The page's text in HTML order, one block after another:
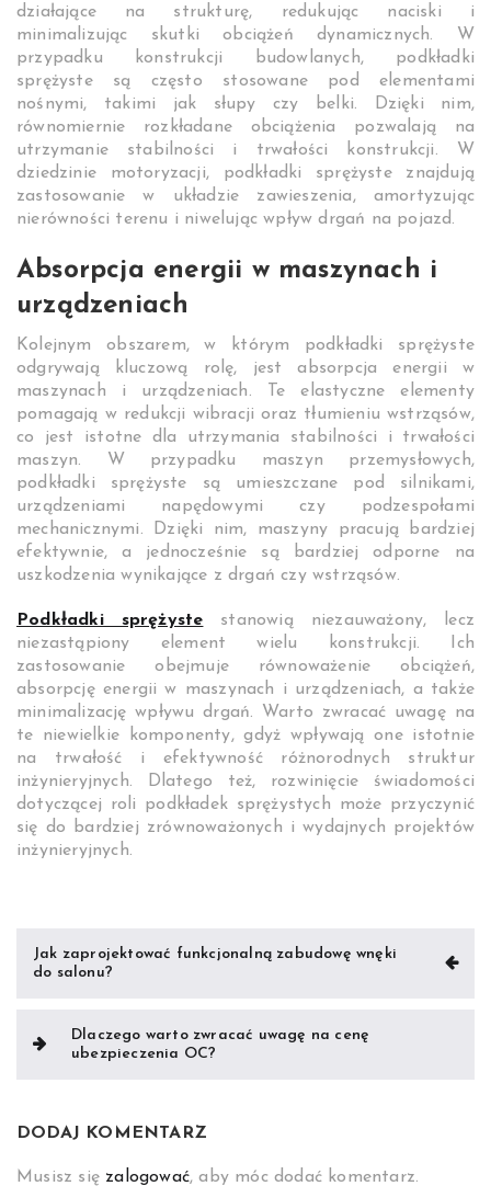
działające na strukturę, redukując naciski i
minimalizując skutki obciążeń dynamicznych. W
przypadku konstrukcji budowlanych, podkładki
sprężyste są często stosowane pod elementami
nośnymi, takimi jak słupy czy belki. Dzięki nim,
równomiernie rozkładane obciążenia pozwalają na
utrzymanie stabilności i trwałości konstrukcji. W
dziedzinie motoryzacji, podkładki sprężyste znajdują
zastosowanie w układzie zawieszenia, amortyzując
nierówności terenu i niwelując wpływ drgań na pojazd.
Absorpcja energii w maszynach i
urządzeniach
Kolejnym obszarem, w którym podkładki sprężyste
odgrywają kluczową rolę, jest absorpcja energii w
maszynach i urządzeniach. Te elastyczne elementy
pomagają w redukcji wibracji oraz tłumieniu wstrząsów,
co jest istotne dla utrzymania stabilności i trwałości
maszyn. W przypadku maszyn przemysłowych,
podkładki sprężyste są umieszczane pod silnikami,
urządzeniami napędowymi czy podzespołami
mechanicznymi. Dzięki nim, maszyny pracują bardziej
efektywnie, a jednocześnie są bardziej odporne na
uszkodzenia wynikające z drgań czy wstrząsów.
Podkładki sprężyste stanowią niezauważony, lecz
niezastąpiony element wielu konstrukcji. Ich
zastosowanie obejmuje równoważenie obciążeń,
absorpcję energii w maszynach i urządzeniach, a także
minimalizację wpływu drgań. Warto zwracać uwagę na
te niewielkie komponenty, gdyż wpływają one istotnie
na trwałość i efektywność różnorodnych struktur
inżynieryjnych. Dlatego też, rozwinięcie świadomości
dotyczącej roli podkładek sprężystych może przyczynić
się do bardziej zrównoważonych i wydajnych projektów
inżynieryjnych.
Nawigacja
wpisu
Jak zaprojektować funkcjonalną zabudowę wnęki
do salonu?
Dlaczego warto zwracać uwagę na cenę
ubezpieczenia OC?
DODAJ KOMENTARZ
Musisz się zalogować, aby móc dodać komentarz.